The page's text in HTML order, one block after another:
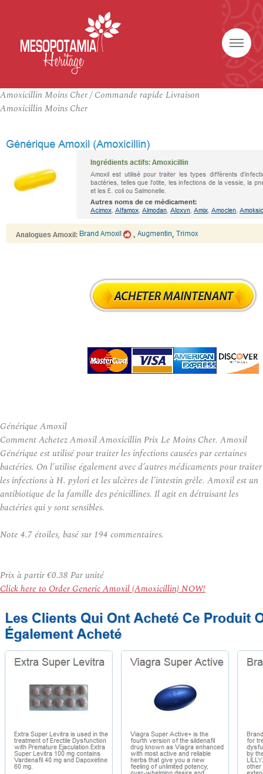
Amoxicillin Moins Cher / Commande rapide Livraison
Amoxicillin Moins Cher
Générique Amoxil
Comment Achetez Amoxil Amoxicillin Prix Le Moins Cher. Amoxil
Générique est utilisé pour traiter les infections causées par certaines
bactéries. On l’utilise également avec d’autres médicaments pour traiter
les infections à H. pylori et les ulcères de l’intestin grêle. Amoxil est un
antibiotique de la famille des pénicillines. Il agit en détruisant les
bactéries qui y sont sensibles.
Note 4.7étoiles, basé sur 194 commentaires.
Prix à partir€0.38 Par unité
Click here to Order Generic Amoxil (Amoxicillin) NOW!